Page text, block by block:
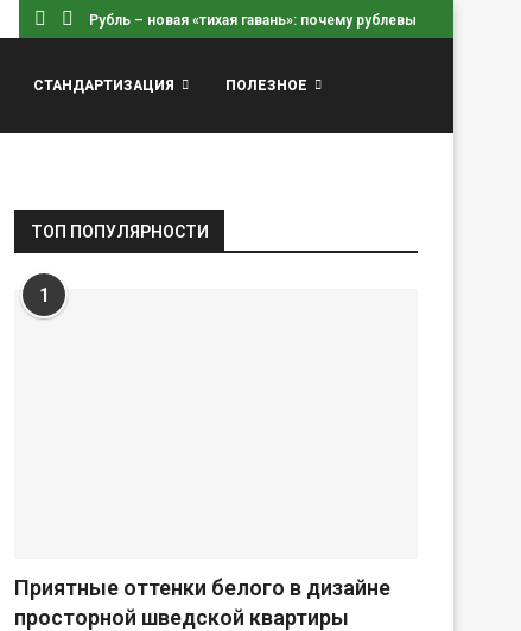
Рубль – новая «тихая гавань»: почему рублевые вклады...
СТАНДАРТИЗАЦИЯ ПОЛЕЗНОЕ
ТОП ПОПУЛЯРНОСТИ
1
Приятные оттенки белого в дизайне
просторной шведской квартиры